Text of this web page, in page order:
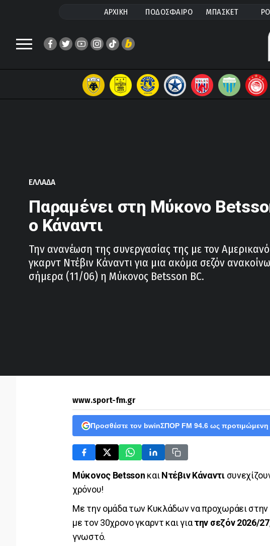
ΑΡΧΙΚΗ ΠΟΔΟΣΦΑΙΡΟ ΜΠΑΣΚΕΤ
ΕΛΛΑΔΑ
Παραμένει στη Μύκονο
ο Κάναντι
Την ανανέωση της συνεργασίας της με τον Αμερικανό
γκαρντ Ντέβιν Κάναντι για μια ακόμα σεζόν
σήμερα (11/06) η Μύκονος Betsson BC.
www.sport-fm.gr
Προσθέστε τον bwinΣΠΟΡ FM 94.6 ως
Μύκονος Betsson καιΝτέβιν Κάναντι
χρόνου!
Με την ομάδα των Κυκλάδων να προχωράει στην
με τον 30χρονο γκαρντ και γιατην σεζόν 2026/27
γνωστό.